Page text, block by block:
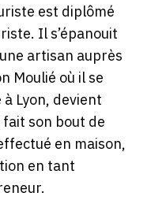
est diplômé
Il s’épanouit
artisan auprès
Moulié où il se
Lyon, devient
son bout de
en maison,
en tant